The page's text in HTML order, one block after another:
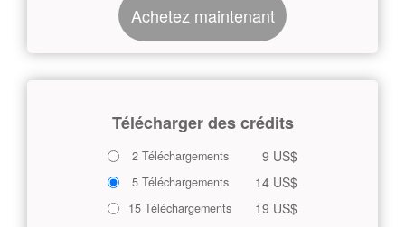
Achetez maintenant
Télécharger des crédits
2 Téléchargements 9 US$
5 Téléchargements 14 US$
15 Téléchargements 19 US$